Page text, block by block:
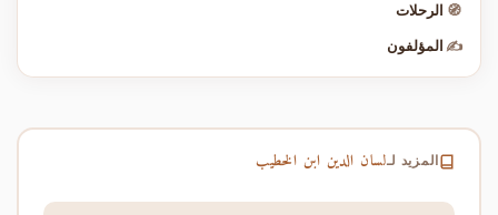
🧭 الرحلات
✍️ المؤلفون
المزيد لـلسان الدين ابن الخطيب